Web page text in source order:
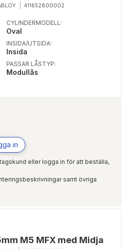
411652800002
in
eller logga in för att beställa,
samt övriga
CYLINDERMODELL:
Oval
INSIDA/UTSIDA:
Insida
PASSAR LÅSTYP:
Modullås
M5 MFX med Midja